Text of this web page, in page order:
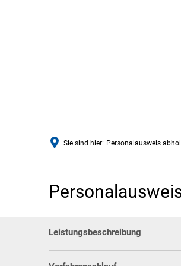
Sie sind hier: Personalausweis
Leistungsbeschreibung